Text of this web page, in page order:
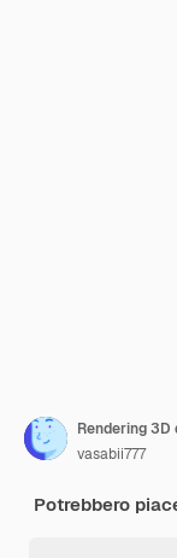
Rendering
vasabii777
Potrebbero